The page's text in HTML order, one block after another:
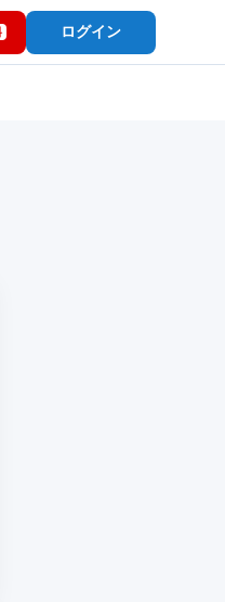
ログイン
住宅手当あり